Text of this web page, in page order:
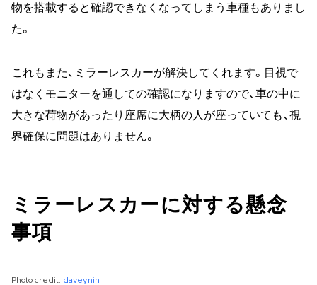
物を搭載すると確認できなくなってしまう車種もありまし
た。
これもまた、ミラーレスカーが解決してくれます。目視で
はなくモニターを通しての確認になりますので、車の中に
大きな荷物があったり座席に大柄の人が座っていても、視
界確保に問題はありません。
ミラーレスカーに対する懸念
事項
Photo credit: daveynin